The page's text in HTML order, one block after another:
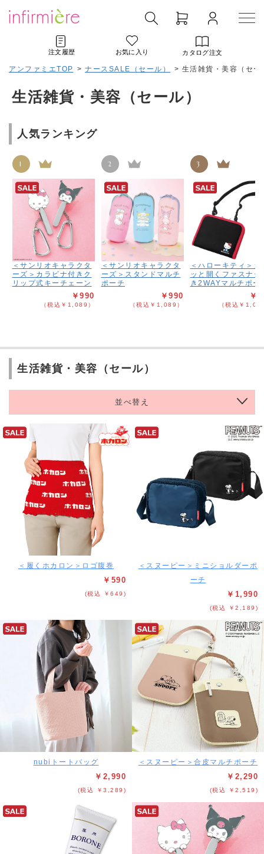
注文履歴 お気に入り カタログ注文
アンファミエTOP > ナースSALE（セール） > 生活雑貨・美容（セー
生活雑貨・美容（セール）
人気ランキング
1
＜サンリオキャラクタ
ーズ＞カラビナ付きク
リップ式キーチェーン
￥990
（税込￥1,089）
2
＜サンリオキャラクタ
ーズ＞スタンドマルチ
ポーチ
￥990
（税込￥1,089）
3
＜ハローキティ＞ガ
ッと開くファスナー
き2WAYマルチポー
￥
（税込￥
生活雑貨・美容（セール）
並べ替え
＜履くホカロン＞ロゴ腹巻
￥590
(税込 ￥649)
＜スヌーピー＞ミニショルダーポ
ーチ
￥1,990
(税込 ￥2,189)
nubiトートバッグ
￥2,990
(税込 ￥3,289)
＜スヌーピー＞合皮マルチポーチ
￥2,290
(税込 ￥2,519)